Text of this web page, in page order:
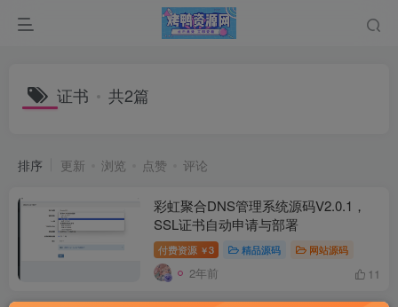
证书 共2篇
排序 更新 浏览 点赞 评论
彩虹聚合DNS管理系统源码V2.0.1，
SSL证书自动申请与部署
付费资源 ￥3 精品源码 网站源码
2年前 11